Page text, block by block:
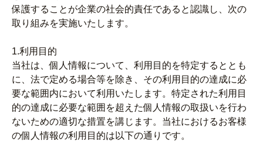
保護することが企業の社会的責任であると認識し、次の
取り組みを実施いたします。
1.利用目的
当社は、個人情報について、利用目的を特定するととも
に、法で定める場合等を除き、その利用目的の達成に必
要な範囲内において利用いたします。特定された利用目
的の達成に必要な範囲を超えた個人情報の取扱いを行わ
ないための適切な措置を講じます。当社におけるお客様
の個人情報の利用目的は以下の通りです。